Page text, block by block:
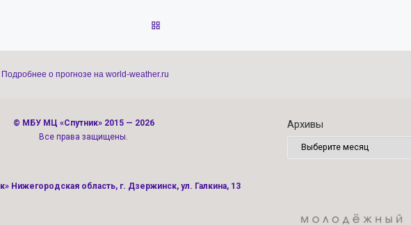
Подробнее о прогнозе на world-weather.ru
© МБУ МЦ «Спутник» 2015 — 2026
Все права защищены.
Нижегородская область, г. Дзержинск, ул. Галкина, 13
Архивы